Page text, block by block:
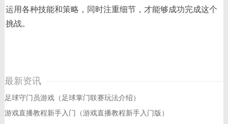
运用各种技能和策略，同时注重细节，才能够成功完成这个
挑战。
最新资讯
足球守门员游戏（足球掌门联赛玩法介绍）
游戏直播教程新手入门（游戏直播教程新手入门版）